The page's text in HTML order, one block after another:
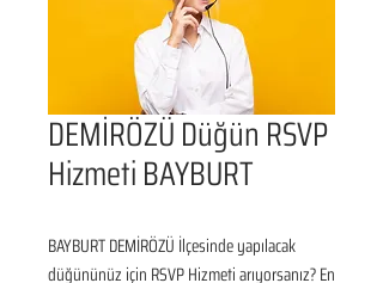
DEMİRÖZÜ Düğün RSVP
Hizmeti BAYBURT
BAYBURT DEMİRÖZÜ İlçesinde yapılacak
düğününüz için RSVP Hizmeti arıyorsanız? En